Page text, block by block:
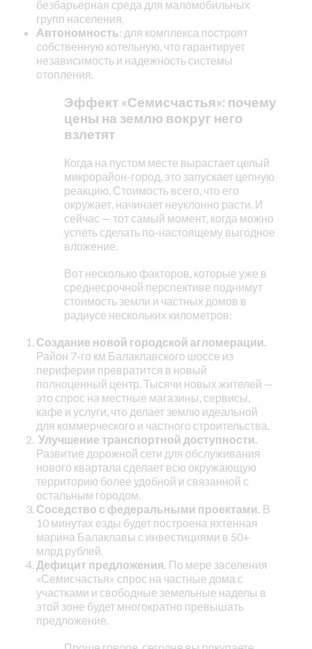
безбарьерная среда для маломобильных
групп населения.
Автономность: для комплекса построят
собственную котельную, что гарантирует
независимость и надежность системы
отопления.
Эффект «Семисчастья»: почему
цены на землю вокруг него
взлетят
Когда на пустом месте вырастает целый
микрорайон-город, это запускает цепную
реакцию. Стоимость всего, что его
окружает, начинает неуклонно расти. И
сейчас — тот самый момент, когда можно
успеть сделать по-настоящему выгодное
вложение.
Вот несколько факторов, которые уже в
среднесрочной перспективе поднимут
стоимость земли и частных домов в
радиусе нескольких километров:
Создание новой городской агломерации.
Район 7-го км Балаклавского шоссе из
периферии превратится в новый
полноценный центр. Тысячи новых жителей —
это спрос на местные магазины, сервисы,
кафе и услуги, что делает землю идеальной
для коммерческого и частного строительства.
Улучшение транспортной доступности.
Развитие дорожной сети для обслуживания
нового квартала сделает всю окружающую
территорию более удобной и связанной с
остальным городом.
Соседство с федеральными проектами. В
10 минутах езды будет построена яхтенная
марина Балаклавы с инвестициями в 50+
млрд рублей.
Дефицит предложения. По мере заселения
«Семисчастья» спрос на частные дома с
участками и свободные земельные наделы в
этой зоне будет многократно превышать
предложение.